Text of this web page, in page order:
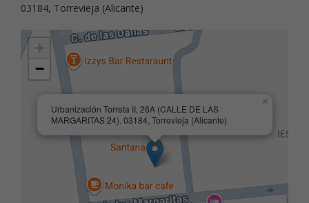
03184, Torrevieja (Alicante)
Urbanización Torreta II, 26A (CALLE DE LAS
MARGARITAS 24). 03184, Torrevieja (Alicante)
×
−